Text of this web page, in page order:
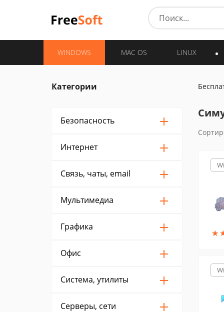
WINDOWS MAC OS LINUX
Категории
Безопасность
Интернет
Связь, чаты, email
Мультимедиа
Графика
Офис
Система, утилиты
Серверы, сети
★
★